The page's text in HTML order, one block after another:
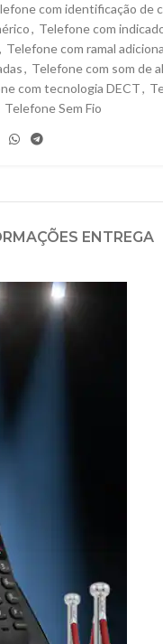
com identificação de
, Telefone com
, Telefone com ramal
, Telefone com som de
com tecnologia DECT,
Telefone Sem Fio
ENTREGA